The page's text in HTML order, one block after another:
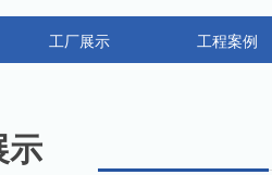
工厂展示 工程案例
示